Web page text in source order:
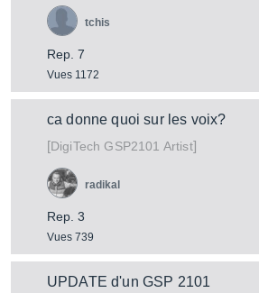
Rep. 7
Vues 1172
tchis
ca donne quoi sur les voix?
[DigiTech GSP2101 Artist]
Rep. 3
Vues 739
radikal
UPDATE d'un GSP 2101